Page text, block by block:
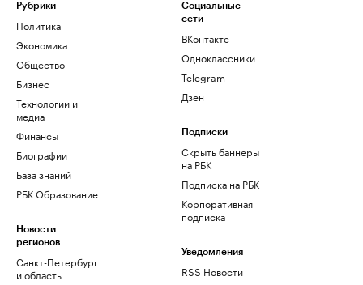
Рубрики
Политика
Экономика
Общество
Бизнес
Технологии и
медиа
Финансы
Биографии
База знаний
РБК Образование
Новости
регионов
Санкт-Петербург
и область
Социальные
сети
ВКонтакте
Одноклассники
Telegram
Дзен
Подписки
Скрыть баннеры
на РБК
Подписка на РБК
Корпоративная
подписка
Уведомления
RSS Новости